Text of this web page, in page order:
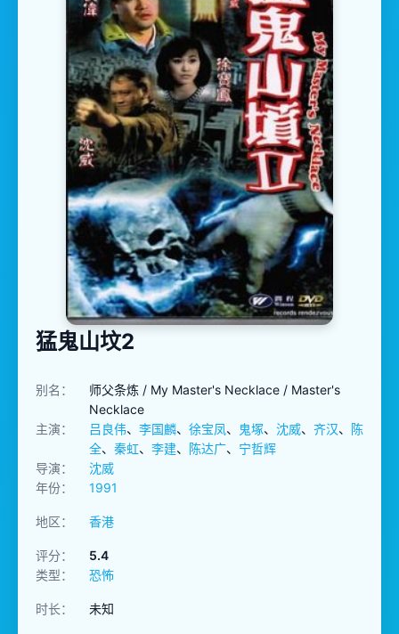
猛鬼山坟2
别名：
师父条炼 / My Master's Necklace / Master's
Necklace
主演：
吕良伟、 李国麟、 徐宝凤、 鬼塚、 沈威、 齐汉、
陈
全、 秦虹、 李建、 陈达广、 宁哲辉
导演：
沈威
年份：
1991
地区： 香港
评分：
5.4
类型：
恐怖
时长： 未知